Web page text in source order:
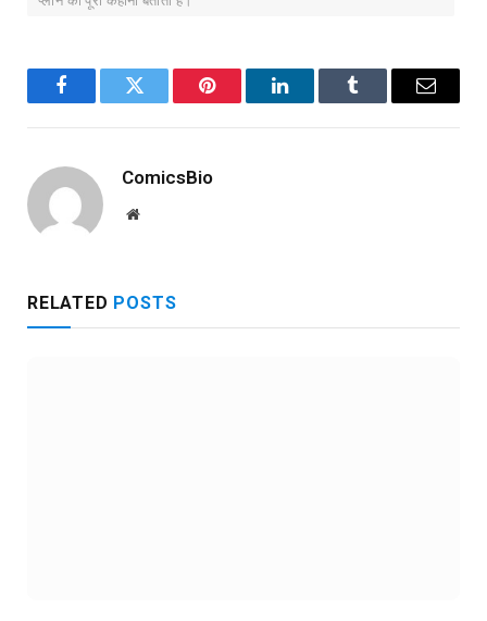
FacebookTwitter Pinterest LinkedInTumblr Email
ComicsBio
Website
RELATED POSTS